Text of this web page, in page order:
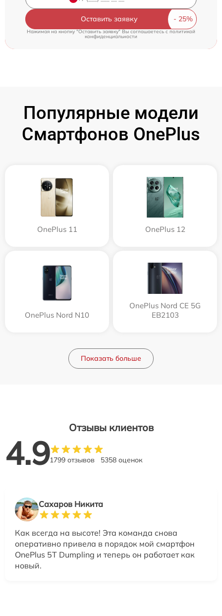
Оставить заявку
Нажимая на кнопку "Оставить заявку" Вы соглашаетесь c политикой
конфиденциальности
Популярные модели
Смартфонов OnePlus
OnePlus 11 OnePlus 12
OnePlus Nord N10
OnePlus Nord CE 5G
EB2103
Показать больше
Отзывы клиентов
4.91799 отзывов 5358 оценок
Сахаров Никита
Как всегда на высоте! Эта команда снова
оперативно привела в порядок мой смартфон
OnePlus 5T Dumpling и теперь он работает как
новый.